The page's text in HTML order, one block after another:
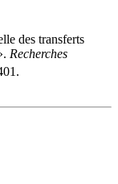
des transferts
Recherches